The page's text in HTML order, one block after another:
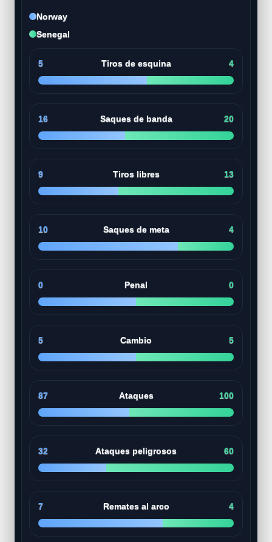
Norway
Senegal
5 Tiros de esquina 4
16 Saques de banda 20
9 Tiros libres 13
10 Saques de meta 4
0 Penal 0
5 Cambio 5
87 Ataques 100
32 Ataques peligrosos 60
7 Remates al arco 4